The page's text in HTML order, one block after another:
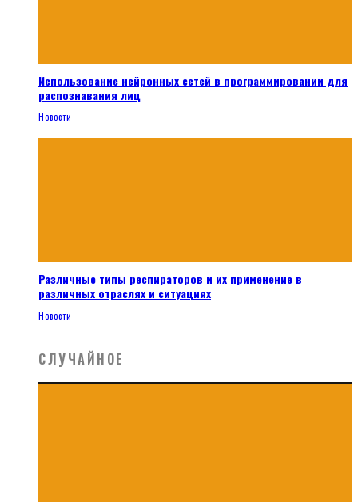
Использование нейронных сетей в программировании для
распознавания лиц
Новости
Различные типы респираторов и их применение в
различных отраслях и ситуациях
Новости
СЛУЧАЙНОЕ